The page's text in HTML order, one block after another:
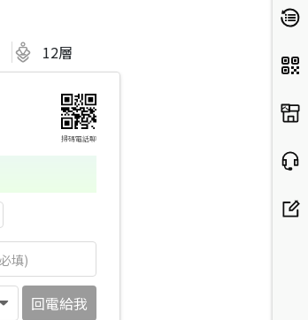
12層
掃碼電話聊
回電給我